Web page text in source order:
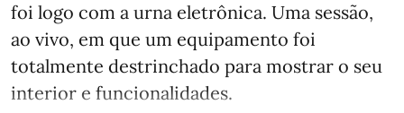
foi logo com a urna eletrônica. Uma sessão,
ao vivo, em que um equipamento foi
totalmente destrinchado para mostrar o seu
interior e funcionalidades.